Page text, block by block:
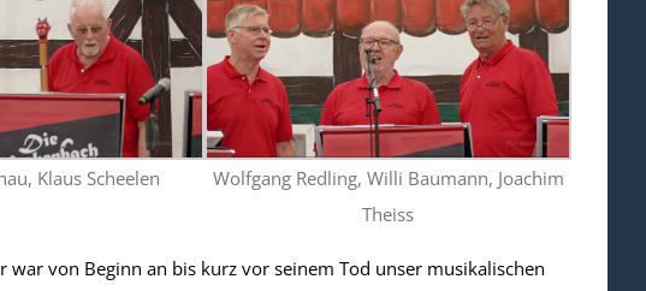
Klaus Scheelen
Wolfgang Redling, Willi Baumann, Joachim
Theiss
von Beginn an bis kurz vor seinem Tod unser musikalischen